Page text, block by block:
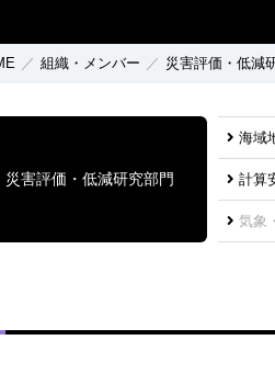
組織・メンバー 災害評価・低減
災害評価・低減研究部門
海域
計算
気象